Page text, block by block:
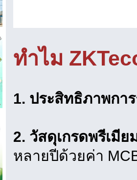
ทำไม
1. ประสิทธิภาพกา
2. วัสดุเกรดพรีเมี
หลายปีด้วยค่า